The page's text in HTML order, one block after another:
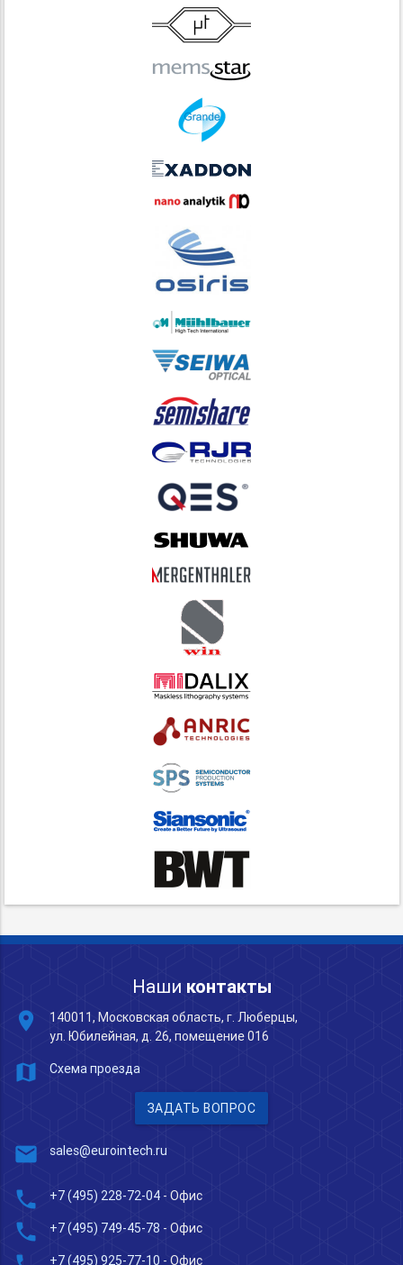
Наши контакты
place
140011, Московская область, г. Люберцы,
ул. Юбилейная, д. 26, помещение 016
map Схема проезда
ЗАДАТЬ ВОПРОС
mail sales@eurointech.ru
phone +7 (495) 228-72-04 - Офис
phone +7 (495) 749-45-78 - Офис
+7 (495) 925-77-10 - Офис